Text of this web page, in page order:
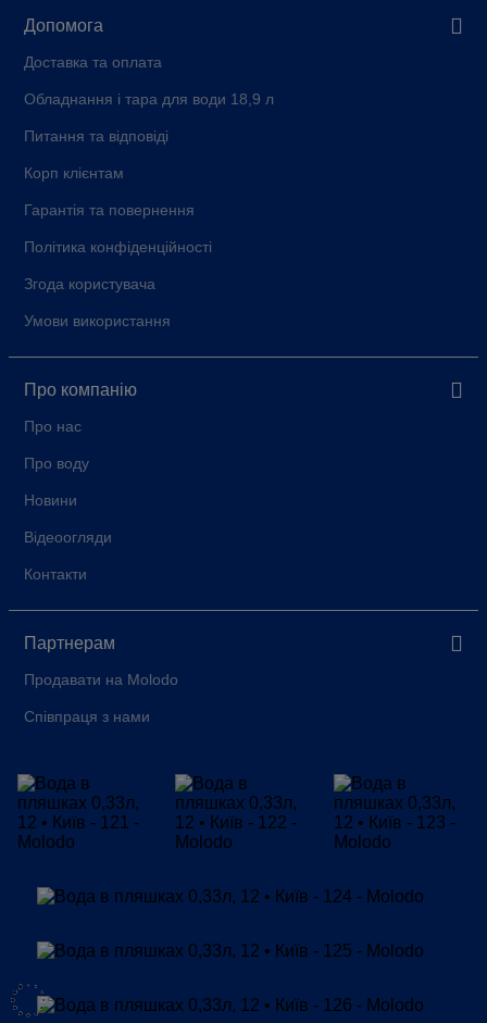
Допомога
Доставка та оплата
Обладнання і тара для води 18,9 л
Питання та відповіді
Корп клієнтам
Гарантія та повернення
Політика конфіденційності
Згода користувача
Умови використання
Про компанію
Про нас
Про воду
Новини
Відеоогляди
Контакти
Партнерам
Продавати на Molodo
Співпраця з нами